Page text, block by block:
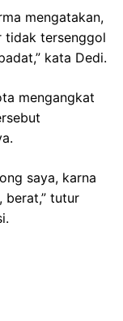
mengatakan,
tidak tersenggol
kata Dedi.
mengangkat
saya, karna
berat,” tutur